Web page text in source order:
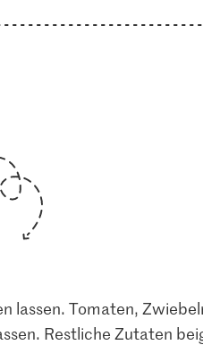
lassen. Tomaten,
Restliche Zutaten